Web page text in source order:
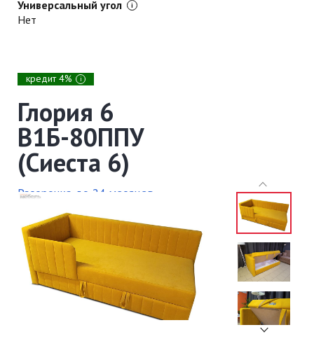
Универсальный угол
Нет
кредит 4% i
Глория 6
В1Б-80ППУ
(Сиеста 6)
Рассрочка до 24 месяцев
Доставка и установка